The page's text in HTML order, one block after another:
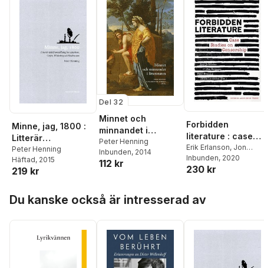
Minne, jag, 1800 :
Litterär
självframställning
hos Atterbom,
Geijer, Widerb
Peter Henning
Häftad, 2015
219 kr
Del 32
Minnet och
minnandet i
litteraturen
Peter Henning
Inbunden, 2014
112 kr
Forbidden
literature : case
studies on
censorship
Erik Erlanson, Jon
Helgason,Peter
Henning,
Inbunden, 2020
230 kr
Du kanske också är intresserad av